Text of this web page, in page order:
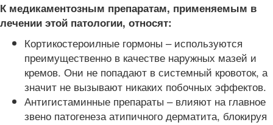
К медикаментозным препаратам, применяемым в
лечении этой патологии, относят:
Кортикостероилные гормоны – используются
преимущественно в качестве наружных мазей и
кремов. Они не попадают в системный кровоток, а
значит не вызывают никаких побочных эффектов.
Антигистаминные препараты – влияют на главное
звено патогенеза атипичного дерматита, блокируя